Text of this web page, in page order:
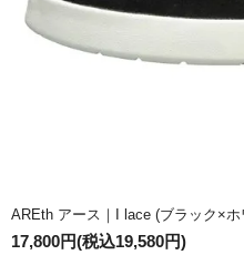
AREth アース｜I lace (ブラック×
17,800円(税込19,580円)